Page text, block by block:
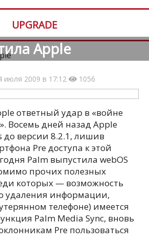
UPGRADE
Apple
июля 2009 в 17:12 1056
ответный удар в «войне
Восемь дней назад Apple
до версии 8.2.1, лишив
Pre доступа к этой
Palm выпустила webOS
прочих полезных
которых — возможность
удаления информации,
телефоне) имеется
Palm Media Sync, вновь
Pre пользоваться